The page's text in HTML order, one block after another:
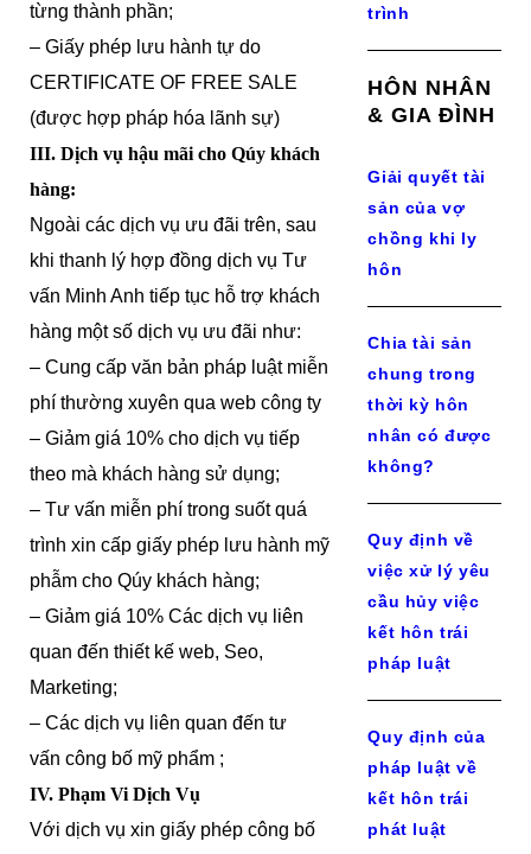
từng thành phần;
– Giấy phép lưu hành tự do
CERTIFICATE OF FREE SALE
(được hợp pháp hóa lãnh sự)
III. Dịch vụ hậu mãi cho Qúy khách
hàng:
Ngoài các dịch vụ ưu đãi trên, sau
khi thanh lý hợp đồng dịch vụ Tư
vấn Minh Anh tiếp tục hỗ trợ khách
hàng một số dịch vụ ưu đãi như:
– Cung cấp văn bản pháp luật miễn
phí thường xuyên qua web công ty
– Giảm giá 10% cho dịch vụ tiếp
theo mà khách hàng sử dụng;
– Tư vấn miễn phí trong suốt quá
trình xin cấp giấy phép lưu hành mỹ
phẫm cho Qúy khách hàng;
– Giảm giá 10% Các dịch vụ liên
quan đến thiết kế web, Seo,
Marketing;
– Các dịch vụ liên quan đến tư
vấn công bố mỹ phẩm ;
IV. Phạm Vi Dịch Vụ
Với dịch vụ xin giấy phép công bố
trình
HÔN NHÂN
& GIA ĐÌNH
Giải quyết tài
sản của vợ
chồng khi ly
hôn
Chia tài sản
chung trong
thời kỳ hôn
nhân có được
không?
Quy định về
việc xử lý yêu
cầu hủy việc
kết hôn trái
pháp luật
Quy định của
pháp luật về
kết hôn trái
phát luật